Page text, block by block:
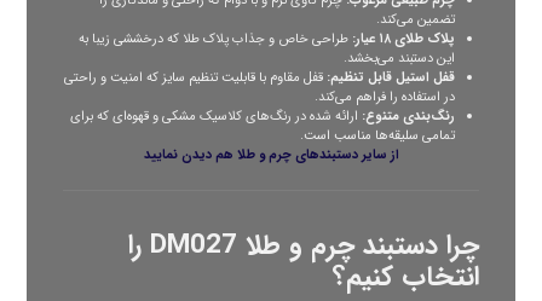
تضمین می‌کند.
پلاک طلای ۱۸ عیار:
طراحی خاص و جذاب پلاک طلا که درخششی زیبا به
این دستبند می‌بخشد.
قفل استیل قابل تنظیم: قفل مقاوم با قابلیت تنظیم سایز که امنیت و راحتی
در استفاده را فراهم می‌کند.
رنگ‌بندی متنوع: ارائه شده در رنگ‌های کلاسیک مشکی و قهوه‌ای که برای
تمامی سلیقه‌ها مناسب است.
از سایردستبندهای چرم و طلا هم دیدن نمایید
چرا دستبند چرم و طلا DM027 را
انتخاب کنیم؟